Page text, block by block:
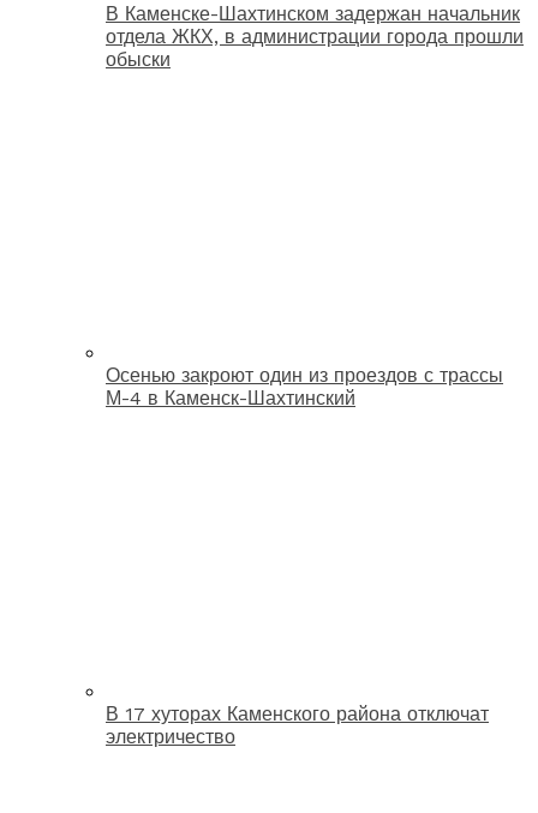
В Каменске-Шахтинском задержан начальник
отдела ЖКХ, в администрации города прошли
обыски
Осенью закроют один из проездов с трассы
М-4 в Каменск-Шахтинский
В 17 хуторах Каменского района отключат
электричество